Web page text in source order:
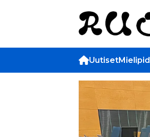
Uutiset